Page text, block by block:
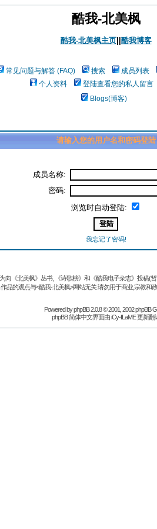
酷我-北美枫
酷我-北美枫主页|| 酷我博客
常见问题与解答 (FAQ) 搜索 成员列表
个人资料
登陆查看您的私人留言
Blogs(博客)
请输入您的用户名和密码登陆
成员名称:
密码:
浏览时自动登陆:
我忘记了密码!
《北美枫》丛书, 《诗歌榜》和《酷我电子杂志》投稿(
品的观点与<酷我-北美枫>网站无关.请勿用于商业,宗教和
Powered byphpBB2.0.8 © 2001, 2002 phpBB
phpBB 简体中文界面由 iCy-fLaME 更新翻